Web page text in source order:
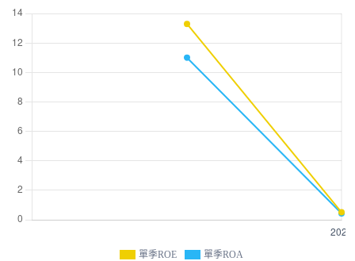
單季ROE 單季ROA